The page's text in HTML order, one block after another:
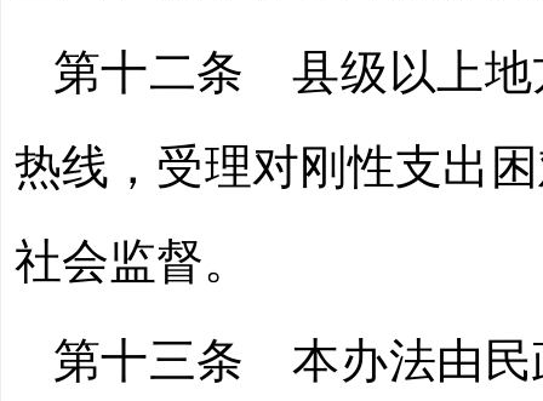
第十二条 县级以上地
热线，受理对刚性支出
社会监督。
第十三条 本办法由民